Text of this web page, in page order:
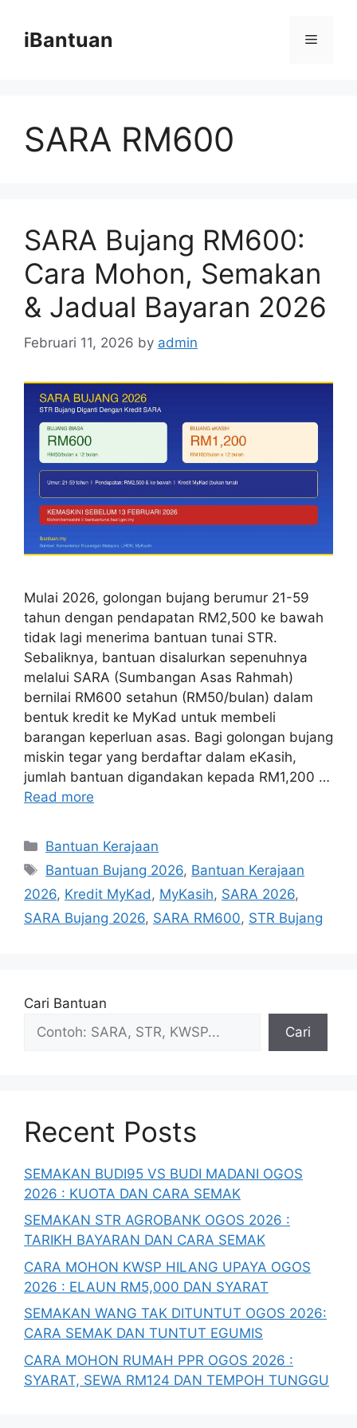
contentiBantuan Menu
SARA RM600
SARA Bujang RM600:
Cara Mohon, Semakan
& Jadual Bayaran 2026
Februari 11, 2026 by admin
Mulai 2026, golongan bujang berumur 21-59
tahun dengan pendapatan RM2,500 ke bawah
tidak lagi menerima bantuan tunai STR.
Sebaliknya, bantuan disalurkan sepenuhnya
melalui SARA (Sumbangan Asas Rahmah)
bernilai RM600 setahun (RM50/bulan) dalam
bentuk kredit ke MyKad untuk membeli
barangan keperluan asas. Bagi golongan bujang
miskin tegar yang berdaftar dalam eKasih,
jumlah bantuan digandakan kepada RM1,200 …
Read more
Categories
Bantuan Kerajaan
Tags
Bantuan Bujang 2026, Bantuan Kerajaan
2026, Kredit MyKad , MyKasih, SARA 2026,
SARA Bujang 2026, SARA RM600, STR Bujang
Cari Bantuan
Cari
Recent Posts
SEMAKAN BUDI95 VS BUDI MADANI OGOS
2026 : KUOTA DAN CARA SEMAK
SEMAKAN STR AGROBANK OGOS 2026 :
TARIKH BAYARAN DAN CARA SEMAK
CARA MOHON KWSP HILANG UPAYA OGOS
2026 : ELAUN RM5,000 DAN SYARAT
SEMAKAN WANG TAK DITUNTUT OGOS 2026:
CARA SEMAK DAN TUNTUT EGUMIS
CARA MOHON RUMAH PPR OGOS 2026 :
SYARAT, SEWA RM124 DAN TEMPOH TUNGGU